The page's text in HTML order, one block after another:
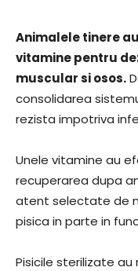
Animalele tinere
vitamine pentru
muscular si osos.
consolidarea
rezista impotriva
Unele vitamine au
recuperarea dupa
atent selectate de
pisica in parte in
Pisicile sterilizate